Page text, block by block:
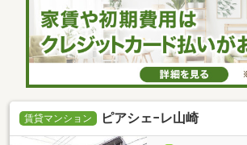
賃貸マンション ピアシェ−レ山崎